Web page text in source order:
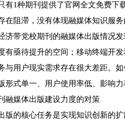
有1种期刊提供了官网全文免费
在阻滞，没有体现融媒体知识服务
济带党校期刊的融媒体出版情况
有亟待提升的空间；移动终端开
与用户现实需求存在很大差距。
形式单一、用户使用率低、影响
融媒体出版建设力度的对策
版的核心任务是实现知识创新的